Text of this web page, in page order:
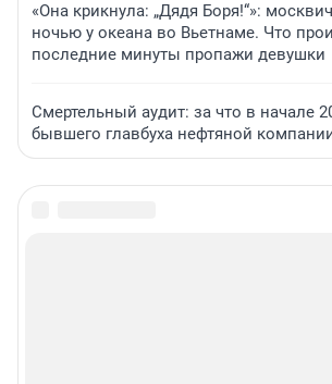
«Она крикнула: „Дядя Боря!“»:
ночью у океана во Вьетнаме. Что
последние минуты пропажи девушки
Смертельный аудит: за что в начале
бывшего главбуха нефтяной